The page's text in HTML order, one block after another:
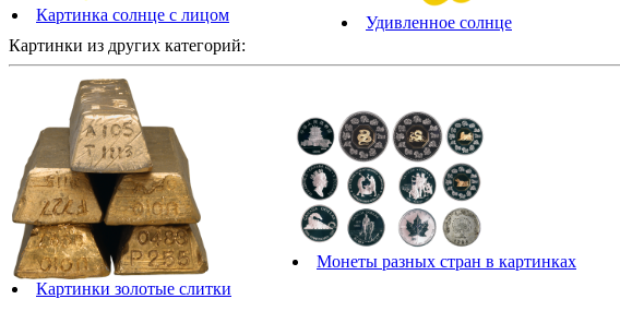
Картинка солнце с лицом Удивленное солнце
Картинки из других категорий:
Картинки золотые слитки
Монеты разных стран в картинках